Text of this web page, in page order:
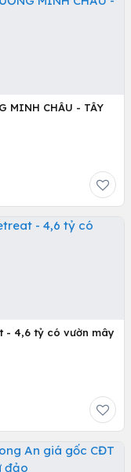
MINH CHÂU - TÂY
- 4,6 tỷ có vườn mây